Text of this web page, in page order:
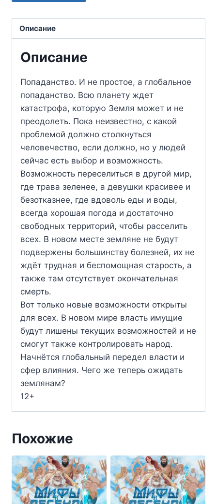
Описание
Описание
Попаданство. И не простое, а глобальное
попаданство. Всю планету ждет
катастрофа, которую Земля может и не
преодолеть. Пока неизвестно, с какой
проблемой должно столкнуться
человечество, если должно, но у людей
сейчас есть выбор и возможность.
Возможность переселиться в другой мир,
где трава зеленее, а девушки красивее и
безотказнее, где вдоволь еды и воды,
всегда хорошая погода и достаточно
свободных территорий, чтобы расселить
всех. В новом месте земляне не будут
подвержены большинству болезней, их не
ждёт трудная и беспомощная старость, а
также там отсутствует окончательная
смерть.
Вот только новые возможности открыты
для всех. В новом мире власть имущие
будут лишены текущих возможностей и не
смогут также контролировать народ.
Начнётся глобальный передел власти и
сфер влияния. Чего же теперь ожидать
землянам?
12+
Похожие